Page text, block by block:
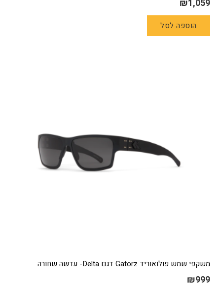
₪1,059
הוספה לסל
משקפי שמש פולואוריד Gatorz דגם Delta- עדשה שחורה
₪999